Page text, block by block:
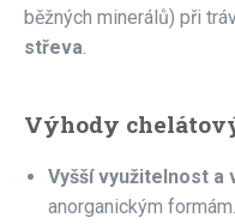
běžných minerálů) při
střeva.
Výhody
Vyšší využitelnost
anorganickým formám.